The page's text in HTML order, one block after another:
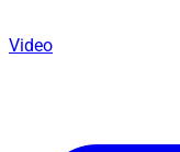
Video